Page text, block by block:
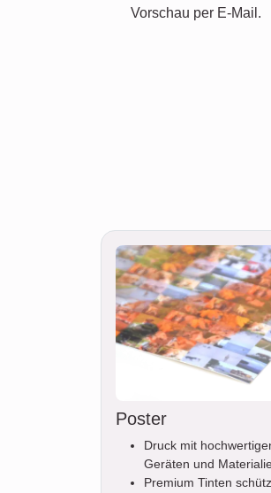
Vorschau per E-Mail.
Poster
Druck mit
Geräten und
Premium Tinten